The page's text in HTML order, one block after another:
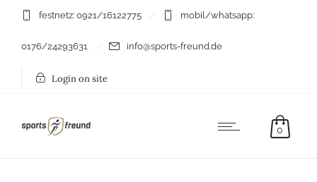
festnetz: 0921/16122775 mobil/whatsapp:
0176/24293631 info@sports-freund.de
Login on site
0